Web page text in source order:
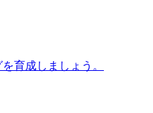
育成しましょう。